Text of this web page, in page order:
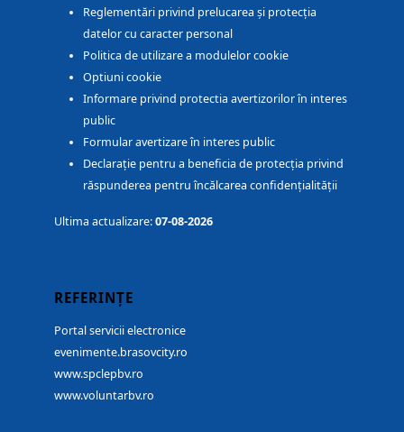
Reglementări privind prelucarea și protecția
datelor cu caracter personal
Politica de utilizare a modulelor cookie
Optiuni cookie
Informare privind protectia avertizorilor în interes
public
Formular avertizare în interes public
Declarație pentru a beneficia de protecția privind
răspunderea pentru încălcarea confidențialității
Ultima actualizare:07-08-2026
REFERINȚE
Portal servicii electronice
evenimente.brasovcity.ro
www.spclepbv.ro
www.voluntarbv.ro